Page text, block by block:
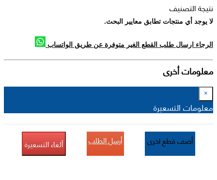
نتيجة التصنيف
لا يوجد أي منتجات تطابق معايير البحث.
الرجاء ارسال طلب القطع الغير متوفرة عن طريق الواتساب
معلومات أخرى
×
معلومات التسعيرة
أضف قطع اخرى أرسل الطلب ألغاء التسعيرة